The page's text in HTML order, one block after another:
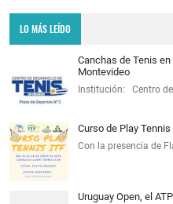
LO MÁS LEÍDO
Canchas de Tenis
Montevideo
Institución: Centro de
Curso de Play
Con la presencia de
Uruguay Open, el